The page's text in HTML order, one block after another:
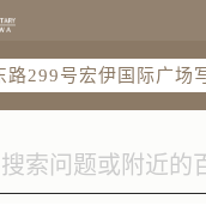
136号天津国际金融中
号港汇中心2座37层
路299号宏伊国际广场
路1号南京中心22层
路29号苏宁广场IFC国